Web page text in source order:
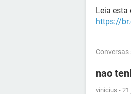
Leia esta
https://
Conversas
nao
vinicius - 21